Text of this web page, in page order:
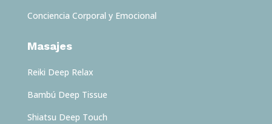
Conciencia Corporal y Emocional
Masajes
Reiki Deep Relax
Bambú Deep Tissue
Shiatsu Deep Touch